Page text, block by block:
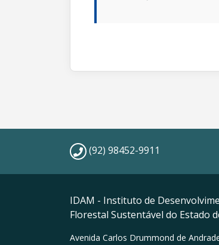
(92) 98452-9911
IDAM - Instituto de
Florestal Sustentável do Estado
Avenida Carlos Drummond de